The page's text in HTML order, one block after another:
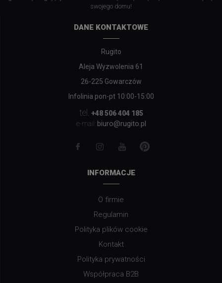
swojego domu!
DANE KONTAKTOWE
Rugito
Aleja Wyzwolenia 61
26-225 Gowarczów
Infolinia pon-pt 10:00-15:00
tel. +48 506 404 185
e-mail: biuro@rugito.pl
INFORMACJE
O firmie
Regulamin
Polityka plików cookie
Kontakt
Polityka prywatności
Współpraca B2B